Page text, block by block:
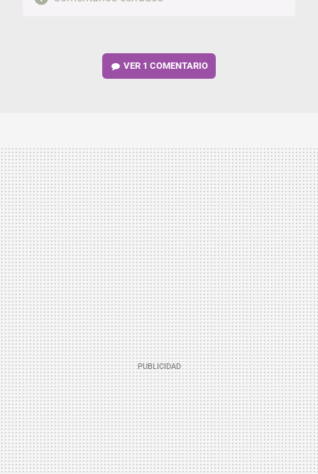
VER 1 COMENTARIO